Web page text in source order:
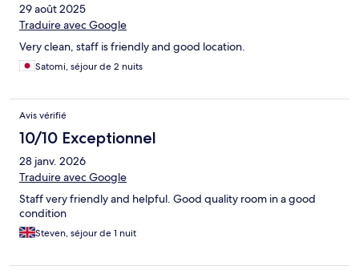
29 août 2025
Traduire avec Google
Very clean, staff is friendly and good location.
Satomi, séjour de 2 nuits
Avis vérifié
10/10 Exceptionnel
28 janv. 2026
Traduire avec Google
Staff very friendly and helpful. Good quality room in a good
condition
Steven, séjour de 1 nuit